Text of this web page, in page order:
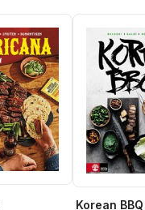
Korean BBQ